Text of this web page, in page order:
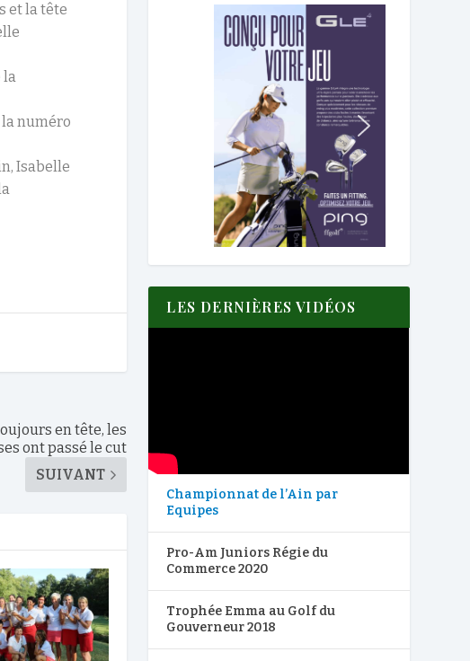
et la tête
la
la numéro
Isabelle
en tête, les
ont passé le cut
SUIVANT
LES DERNIÈRES VIDÉOS
Championnat de l’Ain par
Equipes
Pro-Am Juniors Régie du
Commerce 2020
Trophée Emma au Golf du
Gouverneur 2018